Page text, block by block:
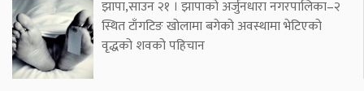
झापा,साउन २१ । झापाको अर्जुनधारा नगरपालिका–२
स्थित टाँगटिङ खोलामा बगेको अवस्थामा भेटिएको
वृद्धको शवको पहिचान